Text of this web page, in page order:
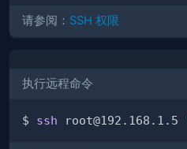
请参阅： SSH 权限
执行远程命令
$ ssh root@192.168.1.5